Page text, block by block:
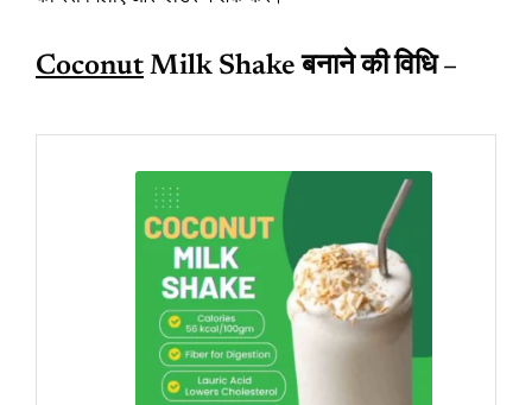
Coconut Milk Shakeबनाने की विधि –